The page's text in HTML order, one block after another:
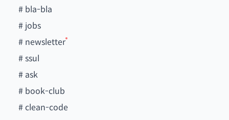
# bla-bla
# jobs
# newsletter
#ssul
# ask
# book-club
#clean-code